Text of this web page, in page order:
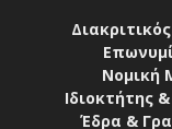
Νομική
Ιδιοκτήτης
Έδρα &